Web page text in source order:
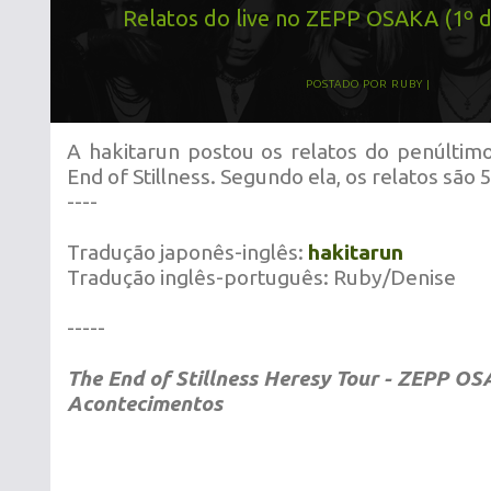
Relatos do live no ZEPP OSAKA (1º
POSTADO POR RUBY
A hakitarun postou os relatos do
End of Stillness. Segundo ela, os relatos são
----
Tradução japonês-inglês: hakitarun
Tradução inglês-português: Ruby/Denise
-----
The End of Stillness Heresy Tour - ZEPP
Acontecimentos